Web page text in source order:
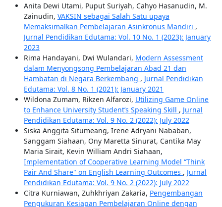
Anita Dewi Utami, Puput Suriyah, Cahyo Hasanudin, M.
Zainudin, VAKSIN sebagai Salah Satu upaya
Memaksimalkan Pembelajaran Asinkronus Mandiri ,
Jurnal Pendidikan Edutama: Vol. 10 No. 1 (2023): January
2023
Rima Handayani, Dwi Wulandari, Modern Assessment
dalam Menyongsong Pembelajaran Abad 21 dan
Hambatan di Negara Berkembang , Jurnal Pendidikan
Edutama: Vol. 8 No. 1 (2021): January 2021
Wildona Zumam, Rikzen Alfarozi, Utilizing Game Online
to Enhance University Student’s Speaking Skill , Jurnal
Pendidikan Edutama: Vol. 9 No. 2 (2022): July 2022
Siska Anggita Situmeang, Irene Adryani Nababan,
Sanggam Siahaan, Ony Maretta Sinurat, Cantika May
Maria Sirait, Kevin William Andri Siahaan,
Implementation of Cooperative Learning Model “Think
Pair And Share" on English Learning Outcomes , Jurnal
Pendidikan Edutama: Vol. 9 No. 2 (2022): July 2022
Citra Kurniawan, Zuhkhriyan Zakaria, Pengembangan
Pengukuran Kesiapan Pembelajaran Online dengan